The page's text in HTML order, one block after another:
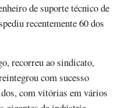
de suporte técnico de
recentemente 60 dos
recorreu ao sindicato,
com sucesso
com vitórias em vários